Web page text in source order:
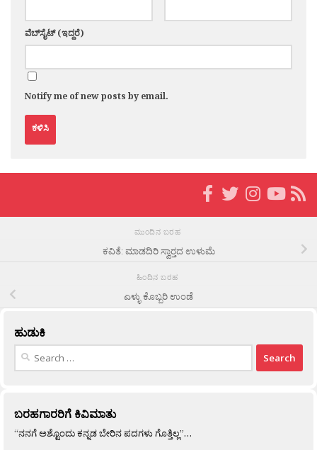
ವೆಬ್‌ಸೈಟ್ (ಇದ್ದರೆ)
Notify me of new posts by email.
ಮುಂದಿನ ಬರಹ
ಕವಿತೆ: ಮಾಡದಿರಿ ಸ್ವಾರ‍್ತದ ಉಳುಮೆ
ಹಿಂದಿನ ಬರಹ
ಎಳ್ಳು ಕೊಬ್ಬರಿ ಉಂಡೆ
ಹುಡುಕಿ
Search
ಬರಹಗಾರರಿಗೆ ಕಿವಿಮಾತು
“ನನಗೆ ಅಶ್ಟೊಂದು ಕನ್ನಡ ಬೇರಿನ ಪದಗಳು ಗೊತ್ತಿಲ್ಲ”…